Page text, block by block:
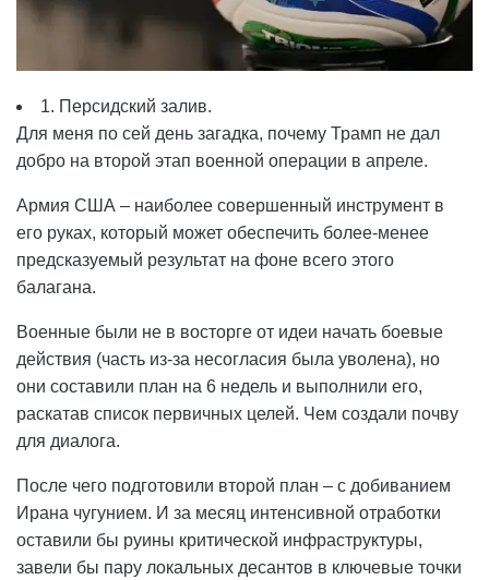
1. Персидский залив.
Для меня по сей день загадка, почему Трамп не дал
добро на второй этап военной операции в апреле.
Армия США – наиболее совершенный инструмент в
его руках, который может обеспечить более-менее
предсказуемый результат на фоне всего этого
балагана.
Военные были не в восторге от идеи начать боевые
действия (часть из-за несогласия была уволена), но
они составили план на 6 недель и выполнили его,
раскатав список первичных целей. Чем создали почву
для диалога.
После чего подготовили второй план – с добиванием
Ирана чугунием. И за месяц интенсивной отработки
оставили бы руины критической инфраструктуры,
завели бы пару локальных десантов в ключевые точки